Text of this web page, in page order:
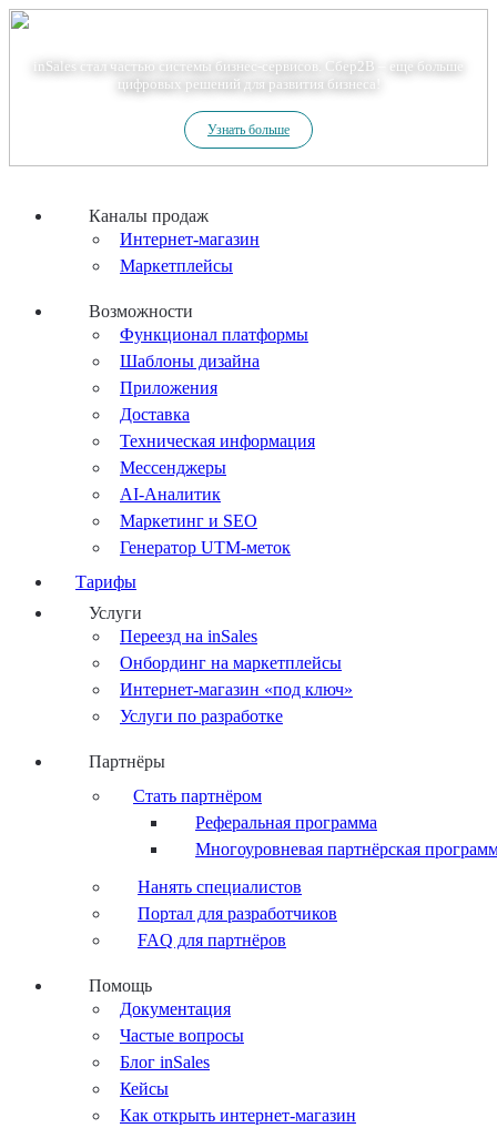
inSales стал частью системы бизнес-сервисов. Сбер2В – еще больше
цифровых решений для развития бизнеса!
Узнать больше
Каналы продаж
Интернет-магазин
Маркетплейсы
Возможности
Функционал платформы
Шаблоны дизайна
Приложения
Доставка
Техническая информация
Мессенджеры
AI-Аналитик
Маркетинг и SEO
Генератор UTM-меток
Тарифы
Услуги
Переезд на inSales
Онбординг на маркетплейсы
Интернет-магазин «под ключ»
Услуги по разработке
Партнёры
Стать партнёром
Реферальная программа
Многоуровневая партнёрская
Нанять специалистов
Портал для разработчиков
FAQ для партнёров
Помощь
Документация
Частые вопросы
Блог inSales
Кейсы
Как открыть интернет-магазин